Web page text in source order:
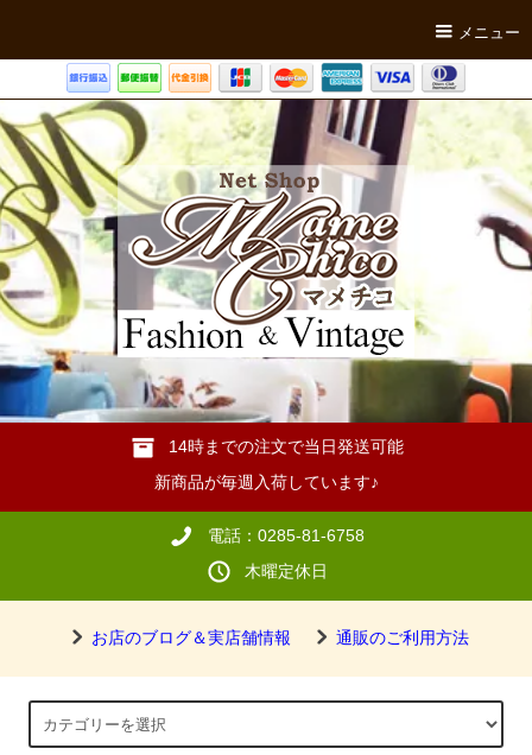
メニュー
14時までの注文で当日発送可能
新商品が毎週入荷しています♪
電話：0285-81-6758
木曜定休日
お店のブログ＆実店舗情報 通販のご利用方法